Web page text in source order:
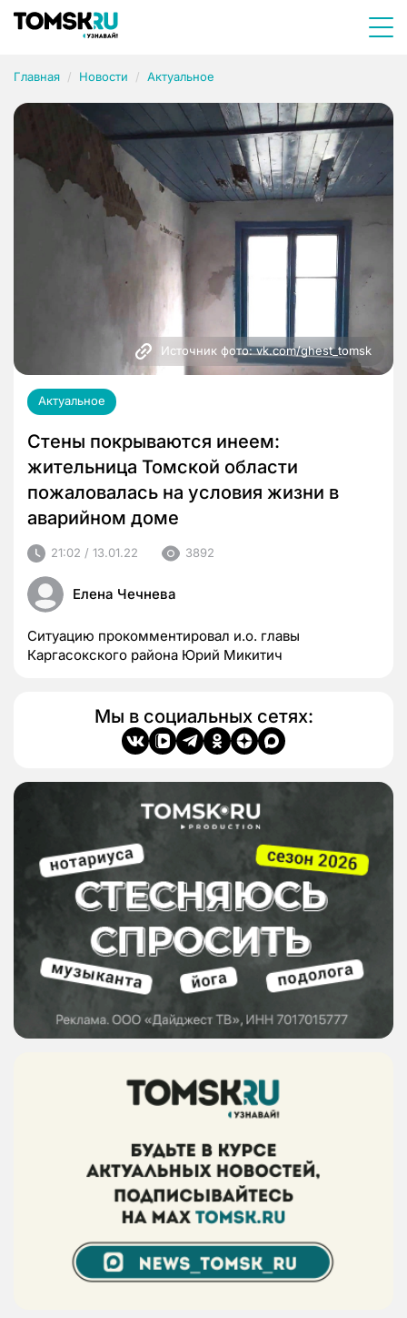
Главная Новости Актуальное
Источник фото: vk.com/ghest_tomsk
Актуальное
Стены покрываются инеем:
жительница Томской области
пожаловалась на условия жизни в
аварийном доме
21:02 / 13.01.22 3892
Елена Чечнева
Ситуацию прокомментировал и.о. главы
Каргасокского района Юрий Микитич
Мы в социальных сетях: